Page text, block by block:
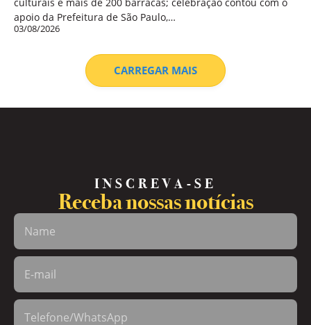
culturais e mais de 200 barracas; celebração contou com o
apoio da Prefeitura de São Paulo,…
03/08/2026
CARREGAR MAIS
INSCREVA-SE
Receba nossas notícias